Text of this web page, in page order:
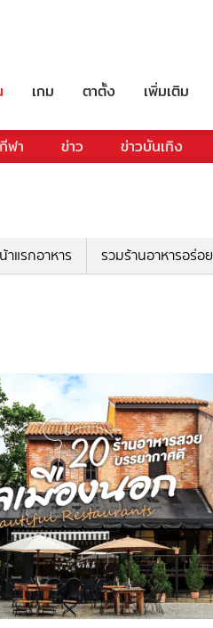
เกม ตาตั้ง เพิ่มเติม
กีฬา ข่าว ข่าวบันเทิง
าแรกอาหาร รวมร้านอาหารอร่อย